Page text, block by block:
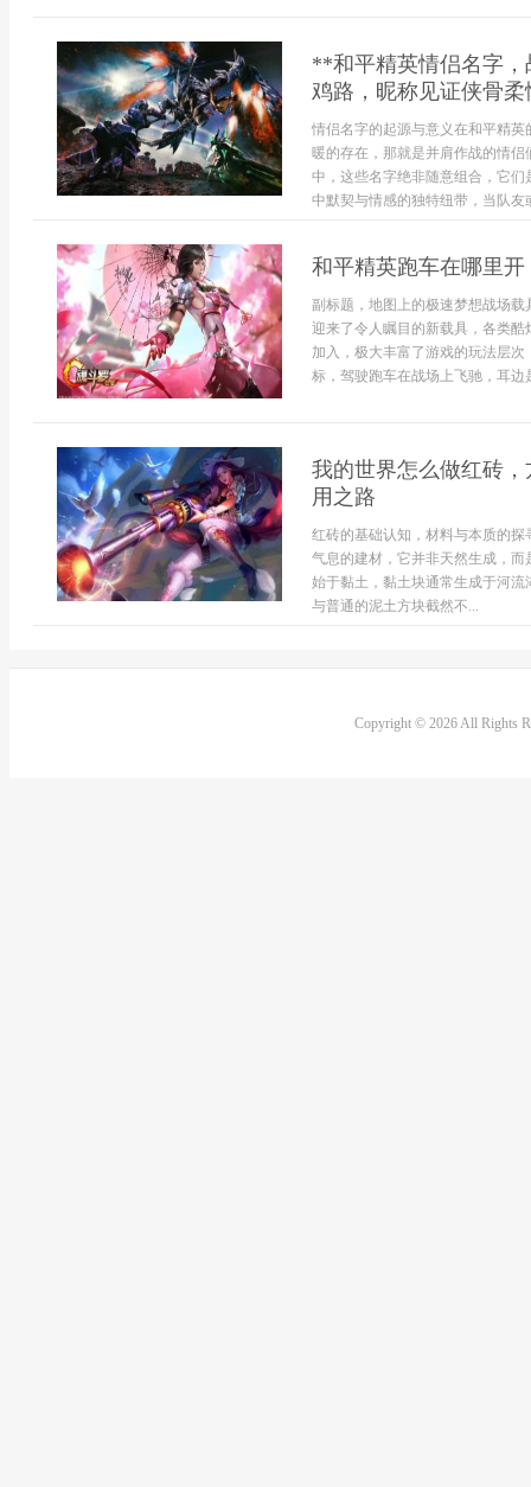
**和平精英情侣名字
鸡路，昵称见证侠骨
情侣名字的起源与意义在和平精
暖的存在，那就是并肩作战的情
中，这些名字绝非随意组合，它
中默契与情感的独特纽带，当队友
和平精英跑车在哪里
副标题，地图上的极速梦想战场
迎来了令人瞩目的新载具，各类
加入，极大丰富了游戏的玩法层
标，驾驶跑车在战场上飞驰，耳边
我的世界怎么做红砖
用之路
红砖的基础认知，材料与本质的
气息的建材，它并非天然生成，
始于黏土，黏土块通常生成于河
与普通的泥土方块截然不...
Copyright © 2026 All Rights